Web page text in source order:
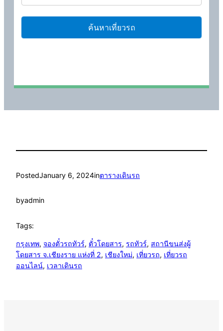
PostedJanuary 6, 2024inตารางเดินรถ
byadmin
Tags:
กรุงเทพ, จองตั๋วรถทัวร์, ตั๋วโดยสาร, รถทัวร์, สถานีขนส่งผู้
โดยสาร จ.เชียงราย แห่งที่ 2, เชียงใหม่, เที่ยวรถ, เที่ยวรถ
ออนไลน์, เวลาเดินรถ